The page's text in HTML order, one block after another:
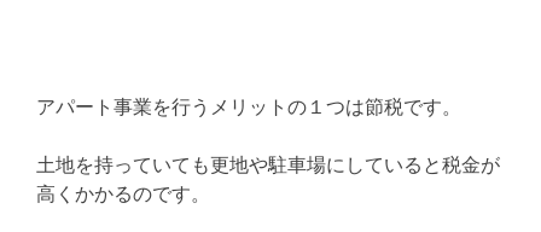
アパート事業を行うメリットの１つは節税です。
土地を持っていても更地や駐車場にしていると税金が
高くかかるのです。